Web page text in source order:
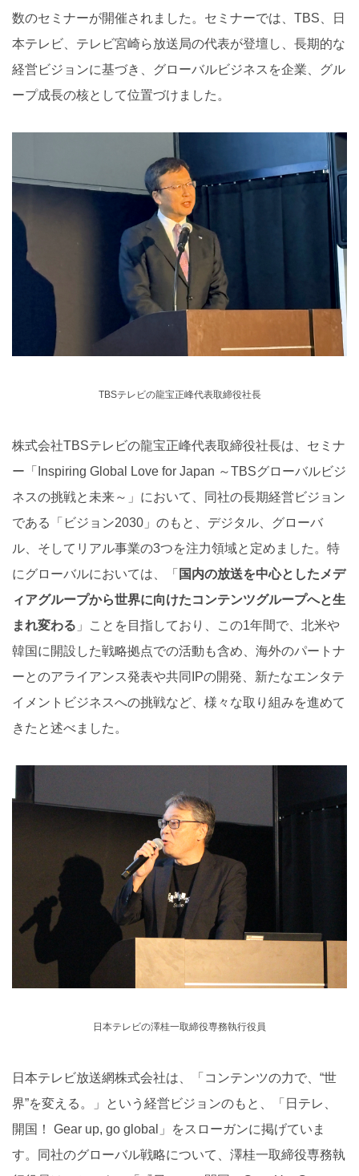
数のセミナーが開催されました。セミナーでは、TBS、日
本テレビ、テレビ宮崎ら放送局の代表が登壇し、長期的な
経営ビジョンに基づき、グローバルビジネスを企業、グル
ープ成長の核として位置づけました。
TBSテレビの龍宝正峰代表取締役社長
株式会社TBSテレビの龍宝正峰代表取締役社長は、セミナ
ー「Inspiring Global Love for Japan ～TBSグローバルビジ
ネスの挑戦と未来～」において、同社の長期経営ビジョン
である「ビジョン2030」のもと、デジタル、グローバ
ル、そしてリアル事業の3つを注力領域と定めました。特
にグローバルにおいては、「 国内の放送を中心としたメデ
ィアグループから世界に向けたコンテンツグループへと生
まれ変わる 」ことを目指しており、この1年間で、北米や
韓国に開設した戦略拠点での活動も含め、海外のパートナ
ーとのアライアンス発表や共同IPの開発、新たなエンタテ
イメントビジネスへの挑戦など、様々な取り組みを進めて
きたと述べました。
日本テレビの澤桂一取締役専務執行役員
日本テレビ放送網株式会社は、「コンテンツの力で、“世
界”を変える。」という経営ビジョンのもと、「日テレ、
開国！ Gear up, go global」をスローガンに掲げていま
す。同社のグローバル戦略について、澤桂一取締役専務執